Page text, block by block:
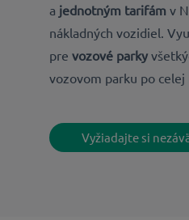
a jednotným tarifám v
nákladných vozidiel.
pre vozové parky
vozovom parku po
Vyžiadajte si